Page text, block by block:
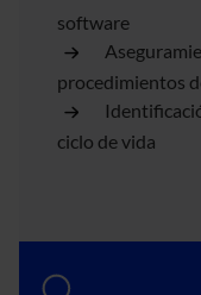
software
procedimientos
ciclo de vida